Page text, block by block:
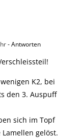
- Antworten
K2, bei
den 3. Auspuff
sich im Topf
gelöst.